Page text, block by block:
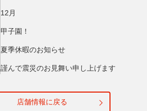
12月
甲子園！
夏季休暇のお知らせ
謹んで震災のお見舞い申し上げます
店舗情報に戻る